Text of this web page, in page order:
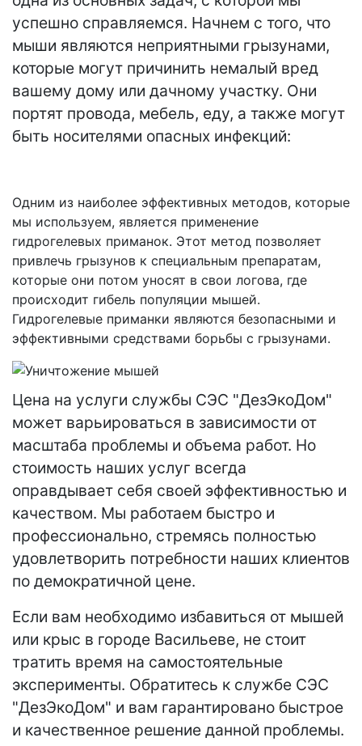
успешно справляемся. Начнем с того, что
мыши являются неприятными грызунами,
которые могут причинить немалый вред
вашему дому или дачному участку. Они
портят провода, мебель, еду, а также могут
быть носителями опасных инфекций:
Одним из наиболее эффективных методов, которые
мы используем, является применение
гидрогелевых приманок. Этот метод позволяет
привлечь грызунов к специальным препаратам,
которые они потом уносят в свои логова, где
происходит гибель популяции мышей.
Гидрогелевые приманки являются безопасными и
эффективными средствами борьбы с грызунами.
Цена на услуги службы СЭС "ДезЭкоДом"
может варьироваться в зависимости от
масштаба проблемы и объема работ. Но
стоимость наших услуг всегда
оправдывает себя своей эффективностью и
качеством. Мы работаем быстро и
профессионально, стремясь полностью
удовлетворить потребности наших клиентов
по демократичной цене.
Если вам необходимо избавиться от мышей
или крыс в городе Васильеве, не стоит
тратить время на самостоятельные
эксперименты. Обратитесь к службе СЭС
"ДезЭкоДом" и вам гарантировано быстрое
и качественное решение данной проблемы.